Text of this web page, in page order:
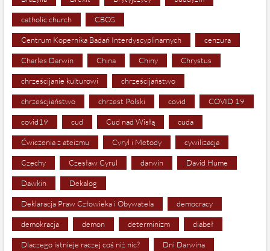
catholic church CBOS
Centrum Kopernika Badań Interdyscyplinarnych cenzura
Charles Darwin China Chiny Chrystus
chrześcijanie kulturowi chrześcijaństwo
chrześcjiaństwo chrzest Polski covid COVID 19
covid19 cud Cud nad Wisłą cuda
Ćwiczenia z ateizmu Cyryl i Metody cywilizacja
Czechy Czesław Cyrul darwin David Hume
Dawkin Dekalog
Deklaracja Praw Człowieka i Obywatela democracy
demokracja demon determinizm diabeł
Dlaczego istnieje raczej coś niż nic? Dni Darwina